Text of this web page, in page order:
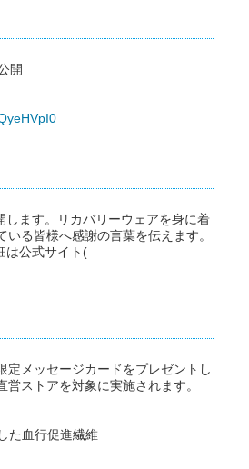
開
ます。リカバリーウェアを身に着
る皆様へ感謝の言葉を伝えます。
は公式サイト(
定メッセージカードをプレゼントし
ストアを対象に実施されます。
た血行促進繊維